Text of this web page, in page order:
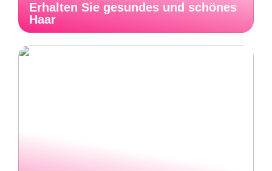
Erhalten Sie gesundes und schönes
Haar